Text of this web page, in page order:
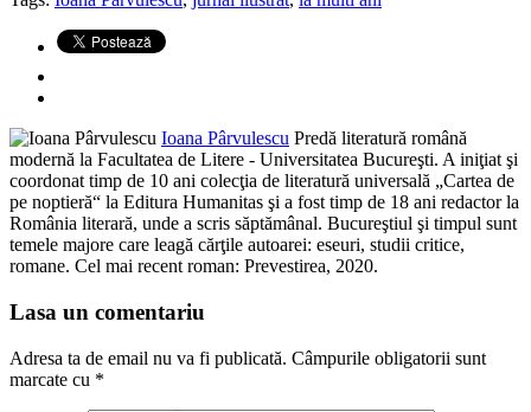
Ioana Pârvulescu Predă literatură română
modernă la Facultatea de Litere - Universitatea Bucureşti. A iniţiat şi
coordonat timp de 10 ani colecţia de literatură universală „Cartea de
pe noptieră“ la Editura Humanitas şi a fost timp de 18 ani redactor la
România literară, unde a scris săptămânal. Bucureştiul şi timpul sunt
temele majore care leagă cărţile autoarei: eseuri, studii critice,
romane. Cel mai recent roman: Prevestirea, 2020.
Lasa un comentariu
Adresa ta de email nu va fi publicată. Câmpurile obligatorii sunt
marcate cu *